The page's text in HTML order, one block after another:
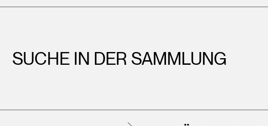
SUCHE IN DER SAMMLUNG